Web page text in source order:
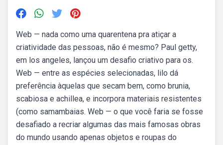
Web — nada como uma quarentena pra atiçar a
criatividade das pessoas, não é mesmo? Paul getty,
em los angeles, lançou um desafio criativo para os.
Web — entre as espécies selecionadas, lilo dá
preferência àquelas que secam bem, como brunia,
scabiosa e achillea, e incorpora materiais resistentes
(como samambaias. Web — o que você faria se fosse
desafiado a recriar algumas das mais famosas obras
do mundo usando apenas objetos e roupas do